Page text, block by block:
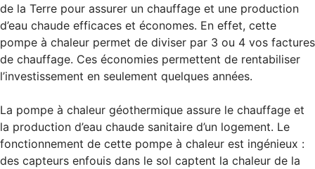
de la Terre pour assurer un chauffage et une production
d’eau chaude efficaces et économes. En effet, cette
pompe à chaleur permet de diviser par 3 ou 4 vos factures
de chauffage. Ces économies permettent de rentabiliser
l’investissement en seulement quelques années.
La pompe à chaleur géothermique assure le chauffage et
la production d’eau chaude sanitaire d’un logement. Le
fonctionnement de cette pompe à chaleur est ingénieux :
des capteurs enfouis dans le sol captent la chaleur de la